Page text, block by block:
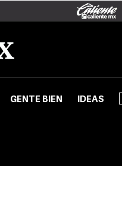
GENTE BIEN IDEAS